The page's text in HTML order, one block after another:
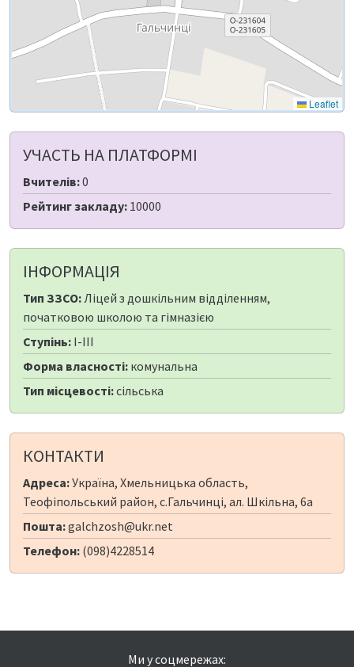
Leaflet
УЧАСТЬ НА ПЛАТФОРМІ
Вчителів:0
Рейтинг закладу: 10000
ІНФОРМАЦІЯ
Тип ЗЗСО:Ліцей з дошкільним відділенням,
початковою школою та гімназією
Ступінь: I-III
Форма власності: комунальна
Тип місцевості:сільська
КОНТАКТИ
Адреса:Україна, Хмельницька область,
Теофіпольський район, с.Гальчинці, ал. Шкільна, 6а
Пошта:galchzosh@ukr.net
Телефон: (098)4228514
Ми у соцмережах: